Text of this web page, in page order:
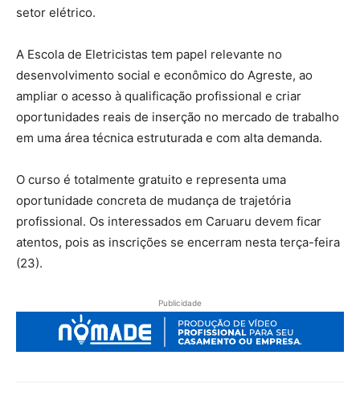
setor elétrico.
A Escola de Eletricistas tem papel relevante no
desenvolvimento social e econômico do Agreste, ao
ampliar o acesso à qualificação profissional e criar
oportunidades reais de inserção no mercado de trabalho
em uma área técnica estruturada e com alta demanda.
O curso é totalmente gratuito e representa uma
oportunidade concreta de mudança de trajetória
profissional. Os interessados em Caruaru devem ficar
atentos, pois as inscrições se encerram nesta terça-feira
(23).
Publicidade